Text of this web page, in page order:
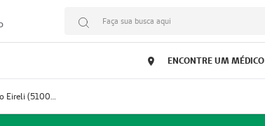
Faça sua busca aqui
ENCONTRE UM MÉDICO
Prestador Mosaicum Espaço Clínico Eireli (51004355-5)